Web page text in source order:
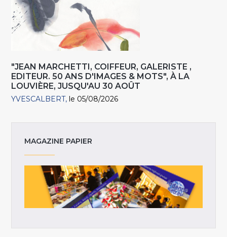
"JEAN MARCHETTI, COIFFEUR, GALERISTE ,
EDITEUR. 50 ANS D'IMAGES & MOTS", À LA
LOUVIÈRE, JUSQU'AU 30 AOÛT
YVESCALBERT le 05/08/2026
MAGAZINE PAPIER